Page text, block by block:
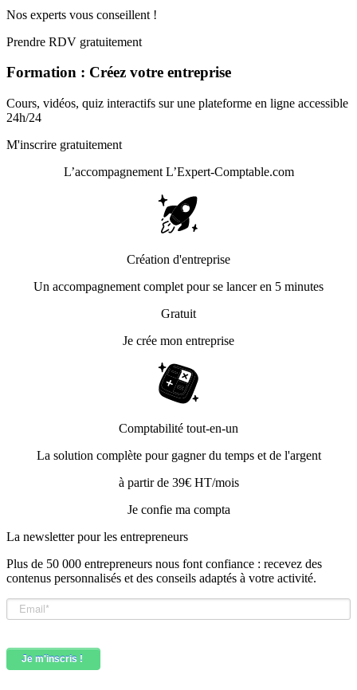
Nos experts vous conseillent !
Prendre RDV gratuitement
Formation : Créez votre entreprise
Cours, vidéos, quiz interactifs sur une plateforme en ligne accessible
24h/24
M'inscrire gratuitement
L’accompagnement L’Expert-Comptable.com
Création d'entreprise
Un accompagnement complet pour se lancer en 5 minutes
Gratuit
Je crée mon entreprise
Comptabilité tout-en-un
La solution complète pour gagner du temps et de l'argent
à partir de 39€ HT/mois
Je confie ma compta
La newsletter pour les entrepreneurs
Plus de 50 000 entrepreneurs nous font confiance : recevez des
contenus personnalisés et des conseils adaptés à votre activité.